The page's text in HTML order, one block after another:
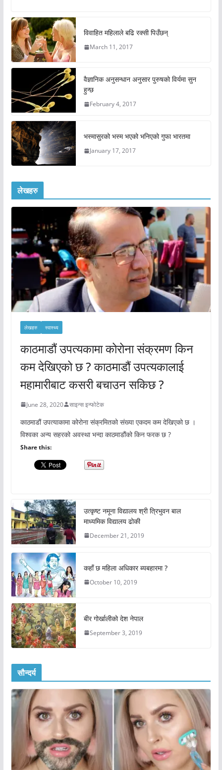
विवाहित महिलाले बढि रक्सी पिउँछन्
March 11, 2017
वैज्ञानिक अनुसन्धान अनुसार पुरुषको विर्यमा सुन
हुन्छ
February 4, 2017
भस्मासुरको भस्म भएको भनिएको गुफा भारतमा
January 17, 2017
लेखहरु
लेखहरु स्वास्थ्य
काठमाडौं उपत्यकामा कोरोना संक्रमण किन
कम देखिएको छ ? काठमाडौं उपत्यकालाई
महामारीबाट कसरी बचाउन सकिछ ?
June 28, 2020 साइन्स इन्फोटेक
काठमाडौं उपत्याकामा कोरोना संक्रमितको संख्या एकदम कम देखिएको छ ।
विश्वका अन्य सहरको अवस्था भन्दा काठमाडौंको किन फरक छ ?
Share this:
उत्कृष्ट नमूना विद्यालय श्री त्रिभुवन बाल
माध्यमिक विद्यालय ढोकी
December 21, 2019
कहाँ छ महिला अधिकार ब्यबहारमा ?
October 10, 2019
बीर गोर्खालीको देश नेपाल
September 3, 2019
सौन्दर्य